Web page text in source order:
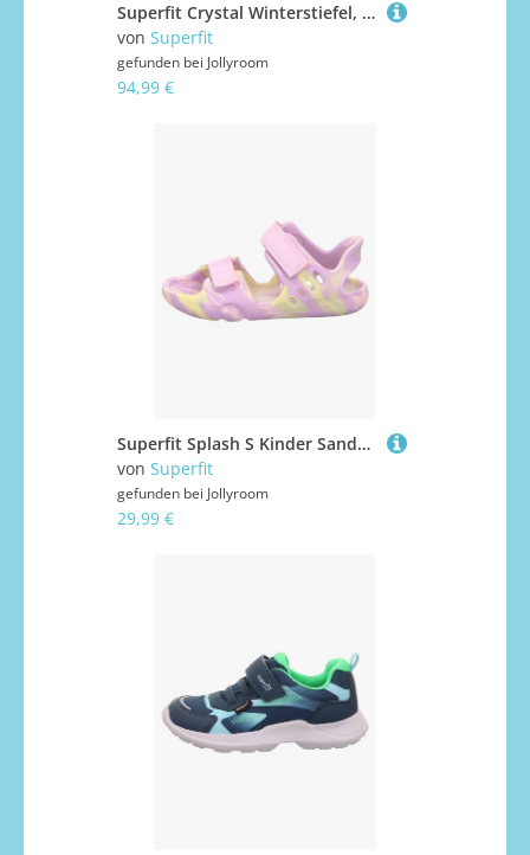
Superfit Crystal Winterstiefel, Beige, 34
von Superfit
gefunden bei Jollyroom
94,99 €
Superfit Splash S Kinder Sandalen, Purple/Yellow, 29
von Superfit
gefunden bei Jollyroom
29,99 €